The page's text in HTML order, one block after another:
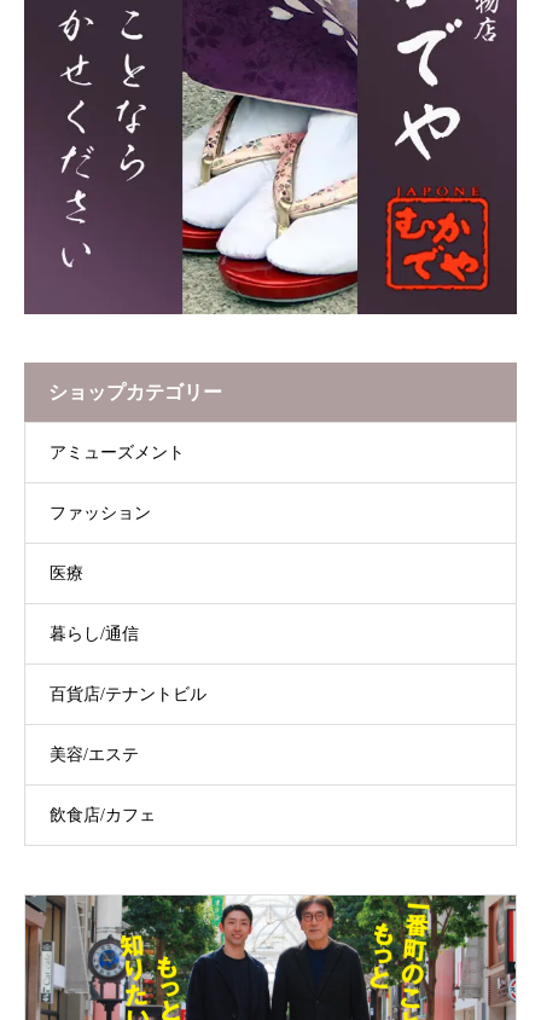
ショップカテゴリー
アミューズメント
ファッション
医療
暮らし/通信
百貨店/テナントビル
美容/エステ
飲食店/カフェ